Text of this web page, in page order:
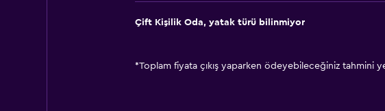
Çift ​Kişilik Oda, yatak türü bilinmiyor
*Toplam fiyata çıkış yaparken ödeyebileceğiniz tahmini